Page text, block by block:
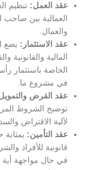
العمل: تنظيم العلاقة
بين صاحب العمل
الاستثمار:يضع الأسس
والقانونية والقواعد
باستثمار رأس مال
مشروع ما.
القرض والتمويل:
الشروط المرتبة
الاقتراض والسداد.
التأمين:بمثابة حماية
للأفراد والشركات
حال مواجهة أية مخاطر